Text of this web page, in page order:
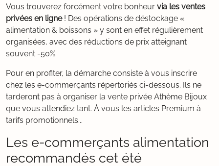
Vous trouverez forcément votre bonheur via les ventes
privées en ligne! Des opérations de déstockage «
alimentation & boissons » y sont en effet régulièrement
organisées, avec des réductions de prix atteignant
souvent -50%.
Pour en profiter, la démarche consiste à vous inscrire
chez les e-commerçants répertoriés ci-dessous. Ils ne
tarderont pas à organiser la vente privée Athème Bijoux
que vous attendiez tant. À vous les articles Premium à
tarifs promotionnels...
Les e-commerçants alimentation
recommandés cet été